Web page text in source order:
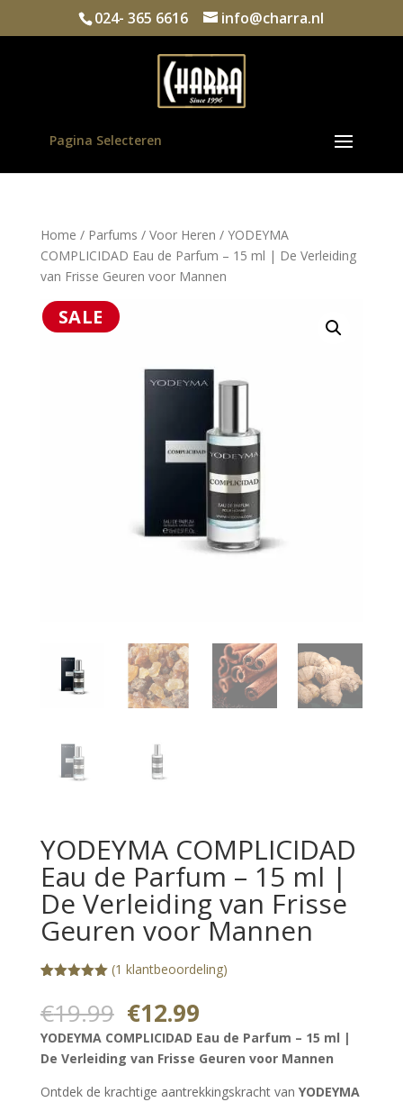
024- 365 6616 info@charra.nl
Pagina Selecteren
Home / Parfums / Voor Heren / YODEYMA
COMPLICIDAD Eau de Parfum – 15 ml | De Verleiding
van Frisse Geuren voor Mannen
SALE
YODEYMA COMPLICIDAD
Eau de Parfum – 15 ml |
De Verleiding van Frisse
Geuren voor Mannen
gebaseerd
klantbeoorde
ling
(1 klantbeoordeling)
€19.99 Oorspronkelijke
prijs
was:
€19.99.
€12.99Huidige
prijs
is:
€12.99.
YODEYMA COMPLICIDAD Eau de Parfum – 15 ml |
De Verleiding van Frisse Geuren voor Mannen
Ontdek de krachtige aantrekkingskracht van YODEYMA